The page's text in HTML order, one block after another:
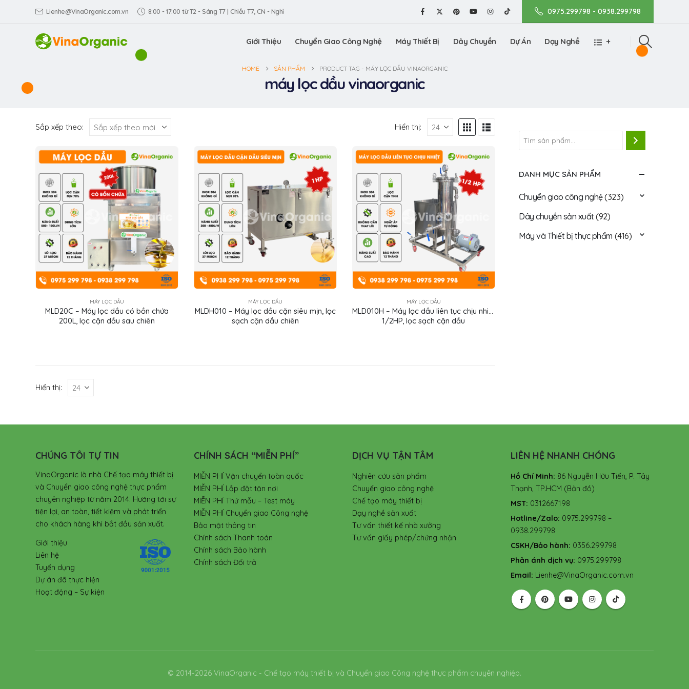
Lienhe@VinaOrganic.com.vn 8:00 - 17:00 từ T2 - Sáng T7 | Chiều T7, CN - Nghỉ 0975.299798 - 0938.299798
Giới Thiệu Chuyển Giao Công Nghệ Máy Thiết Bị Dây Chuyền Dự Án Dạy Nghề +
HOME SẢN PHẨM PRODUCT TAG - MÁY LỌC DẦU VINAORGANIC
máy lọc dầu vinaorganic
Sắp xếp theo: Hiển thị:
MÁY LỌC DẦU
MLD20C – Máy lọc dầu có bồn chứa
200L, lọc cặn dầu sau chiên
MÁY LỌC DẦU
MLDH010 – Máy lọc dầu cặn siêu mịn, lọc
sạch cặn dầu chiên
MÁY LỌC DẦU
MLD010H – Máy lọc dầu liên tục chịu nhiệt
1/2HP, lọc sạch cặn dầu
Hiển thị:
DANH MỤC SẢN PHẨM
Chuyển giao công nghệ(323)
Dây chuyền sản xuất(92)
Máy và Thiết bị thực phẩm (416)
CHÚNG TÔI TỰ TIN
VinaOrganic là nhà Chế tạo máy thiết bị
và Chuyển giao công nghệ thực phẩm
chuyên nghiệp từ năm 2014. Hướng tới sự
tiện lợi, an toàn, tiết kiệm và phát triển
cho khách hàng khi bắt đầu sản xuất.
Giới thiệu
Liên hệ
Tuyển dụng
Dự án đã thực hiện
Hoạt động – Sự kiện
CHÍNH SÁCH “MIỄN PHÍ”
MIỄN PHÍ Vận chuyển toàn quốc
MIỄN PHÍ Lắp đặt tận nơi
MIỄN PHÍ Thử mẫu – Test máy
MIỄN PHÍ Chuyển giao Công nghệ
Bảo mật thông tin
Chính sách Thanh toán
Chính sách Bảo hành
Chính sách Đổi trả
DỊCH VỤ TẬN TÂM
Nghiên cứu sản phẩm
Chuyển giao công nghệ
Chế tạo máy thiết bị
Dạy nghề sản xuất
Tư vấn thiết kế nhà xưởng
Tư vấn giấy phép/chứng nhận
LIÊN HỆ NHANH CHÓNG
Hồ Chí Minh: 86 Nguyễn Hữu Tiến, P. Tây
Thạnh, TP.HCM (Bản đồ)
MST: 0312667198
Hotline/Zalo: 0975.299798 –
0938.299798
CSKH/Bảo hành: 0356.299798
Phản ánh dịch vụ: 0975.299798
Email: Lienhe@VinaOrganic.com.vn
© 2014-2026 VinaOrganic - Chế tạo máy thiết bị và Chuyển giao Công nghệ thực phẩm chuyên nghiệp.